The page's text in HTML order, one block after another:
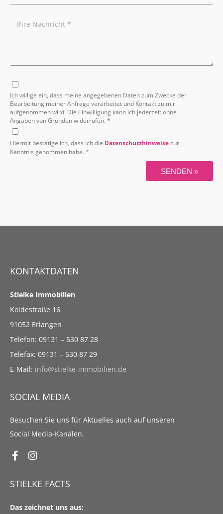
KONTAKTDATEN
Stielke Immobilien
Koldestraße 16
91052 Erlangen
Telefon: 09131 – 530 87 28
Telefax: 09131 – 530 87 29
E-Mail: info@stielke-immobilien.de
SOCIAL MEDIA
Besuchen Sie uns für Aktuelles auch auf unseren
Social Media-Kanälen.
STIELKE FACTS
Das zeichnet uns aus:
Ich willige ein, dass meine angegebenen Daten zum Zwecke der
Bearbeitung meiner Anfrage verarbeitet und Kontakt zu mir
aufgenommen wird. Die Einwilligung kann ich jederzeit ohne
Angaben von Gründen widerrufen. *
Hiermit bestätige ich, dass ich die Datenschutzhinweisezur
Kenntnis genommen habe. *
SENDEN »